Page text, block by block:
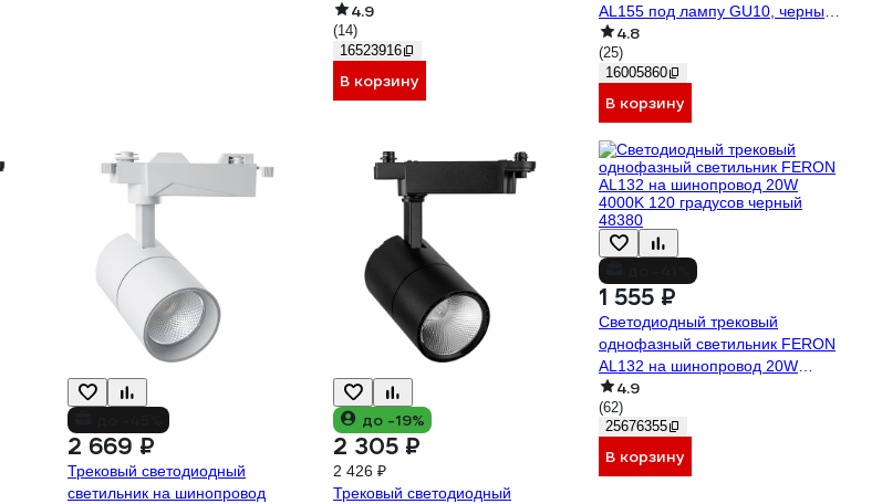
лампу GX53, белый 41366
4.9
(14)
16523916
В корзину
AL155 под лампу GU10, черный
32474
4.8
(25)
16005860
В корзину
2 669 ₽
Трековый светодиодный
светильник на шинопровод
до -19%
2 305 ₽
2 426 ₽
Трековый светодиодный
1 555 ₽
Светодиодный трековый
однофазный светильник FERON
AL132 на шинопровод 20W
4000K 120 градусов черный
48380
4.9
(62)
25676355
В корзину